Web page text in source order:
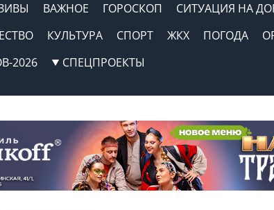
ВАЖНОЕ ГОРОСКОП СИТУАЦИЯ НА
КУЛЬТУРА СПОРТ ЖКХ ПОГОДА
2026
СПЕЦПРОЕКТЫ